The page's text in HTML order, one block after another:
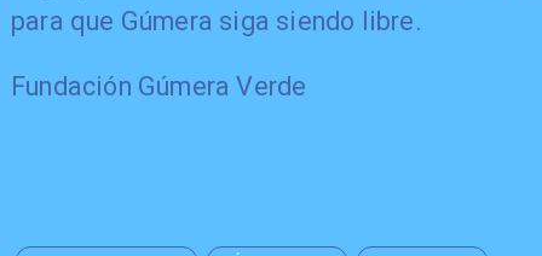
para que Gúmera siga siendo libre.
Fundación Gúmera Verde